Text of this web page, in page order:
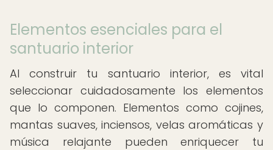
Elementos esenciales para el
santuario interior
Al construir tu santuario interior, es vital
seleccionar cuidadosamente los elementos
que lo componen. Elementos como cojines,
mantas suaves, inciensos, velas aromáticas y
música relajante pueden enriquecer tu